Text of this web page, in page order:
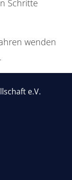
Schritte
wenden
e.V.